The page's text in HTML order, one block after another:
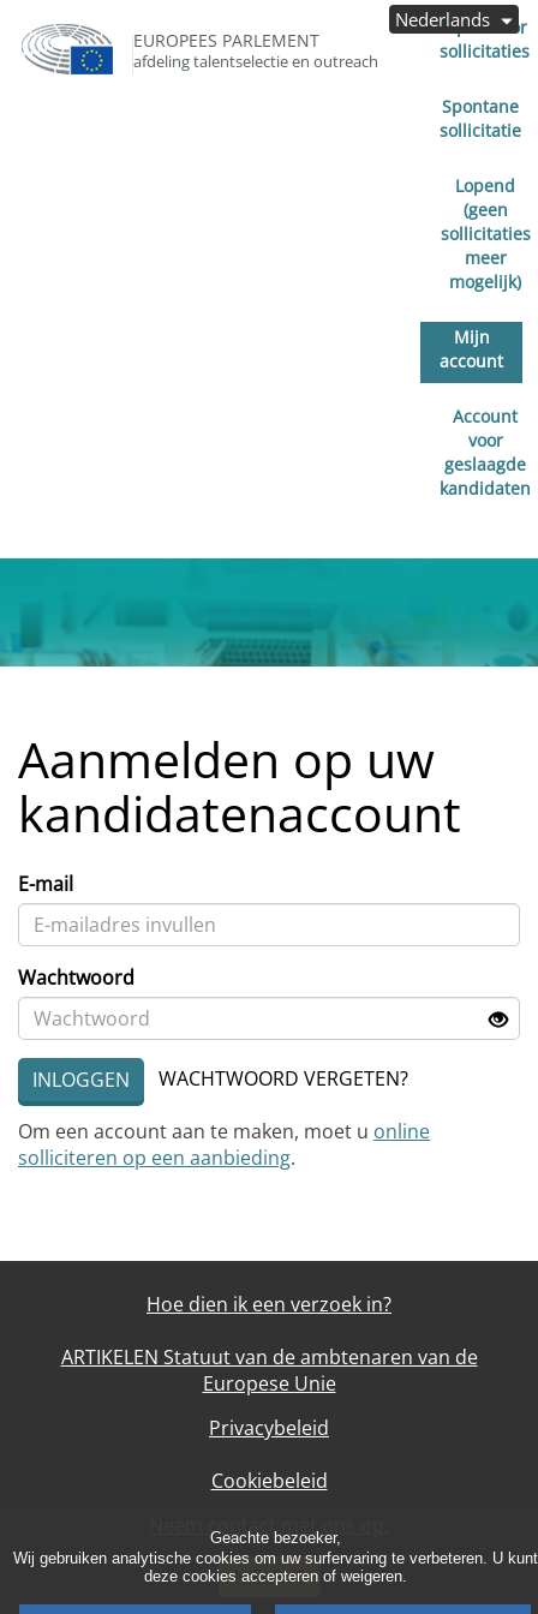
Geachte bezoeker,
Wij gebruiken analytische cookies om uw surfervaring te verbeteren. U kunt
deze cookies accepteren of weigeren.
EUROPEES PARLEMENT
afdeling talentselectie en outreach
Open voor
sollicitaties
Spontane
sollicitatie
Lopend
(geen
sollicitaties
meer
mogelijk)
Mijn
account
Account
voor
geslaagde
kandidaten
Nederlands
Aanmelden op uw
kandidatenaccount
E-mail
Wachtwoord
INLOGGEN
WACHTWOORD VERGETEN?
Om een account aan te maken, moet u online
solliciteren op een aanbieding.
Hoe dien ik een verzoek in?
ARTIKELEN Statuut van de ambtenaren van de
Europese Unie
Privacybeleid
Cookiebeleid
Neem contact met ons op.
NIEUWS